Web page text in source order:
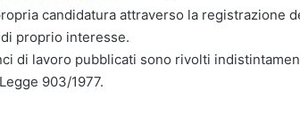
candidatura attraverso la registrazione
proprio interesse.
di lavoro pubblicati sono rivolti
903/1977.